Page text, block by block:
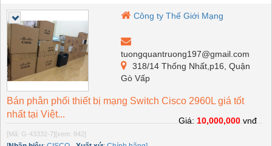
Công ty Thế Giới Mạng
tuongquantruong197@gmail.com
318/14 Thống Nhất,p16, Quận
Gò Vấp
Bán phân phối thiết bị mạng Switch Cisco 2960L giá tốt
nhất tại Việt...
[Mã: G-43332-7] [xem: 842]
Giá:10,000,000vnđ